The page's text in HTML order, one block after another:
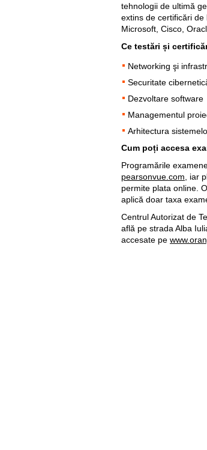
tehnologii de ultimă
extins de certificări de
Microsoft, Cisco,
Ce testări și
Networking şi
Securitate
Dezvoltare software
Managementul
Arhitectura
Cum poți accesa
Programările
pearsonvue.com , iar
permite plata online.
aplică doar taxa
Centrul Autorizat de
află pe strada Alba
accesate pe